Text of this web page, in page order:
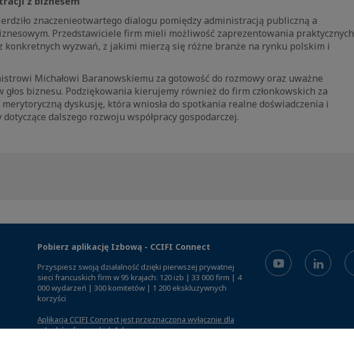
znaczenieotwartego dialogu pomiędzy administracją publiczną a
Przedstawiciele firm mieli możliwość zaprezentowania praktycznych
konkretnych wyzwań, z jakimi mierzą się różne branże na rynku polskim i
Michałowi Baranowskiemu za gotowość do rozmowy oraz uważne
głos biznesu. Podziękowania kierujemy również do firm członkowskich za
merytoryczną dyskusję, która wniosła do spotkania realne doświadczenia i
dalszego rozwoju współpracy gospodarczej.
Pobierz aplikację Izbową - CCIFI Connect
Przyspiesz swoją działalność dzięki pierwszej prywatnej
sieci francuskich firm w 95 krajach: 120 izb | 33 000 firm | 4
000 wydarzeń | 300 komitetów | 1 200 ekskluzywnych
korzyści
Aplikacja CCIFI Connect jest przeznaczona wyłącznie dla
członków francuskich Izb za granicą.